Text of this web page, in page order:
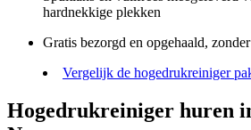
hardnekkige plekken
Gratis bezorgd en opgehaald,
Vergelijk de hogedrukreiniger
Hogedrukreiniger huren